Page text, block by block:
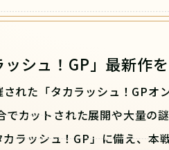
ッシュ！GP」最新作
れた「タカラッシュ！GPオ
でカットされた展開や大量の
ラッシュ！GP」に備え、本